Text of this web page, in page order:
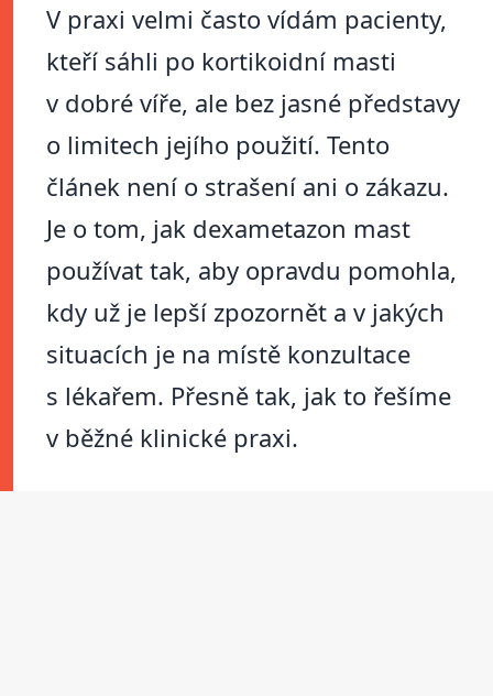
V praxi velmi často vídám pacienty,
kteří sáhli po kortikoidní masti
v dobré víře, ale bez jasné představy
o limitech jejího použití. Tento
článek není o strašení ani o zákazu.
Je o tom, jak dexametazon mast
používat tak, aby opravdu pomohla,
kdy už je lepší zpozornět a v jakých
situacích je na místě konzultace
s lékařem. Přesně tak, jak to řešíme
v běžné klinické praxi.